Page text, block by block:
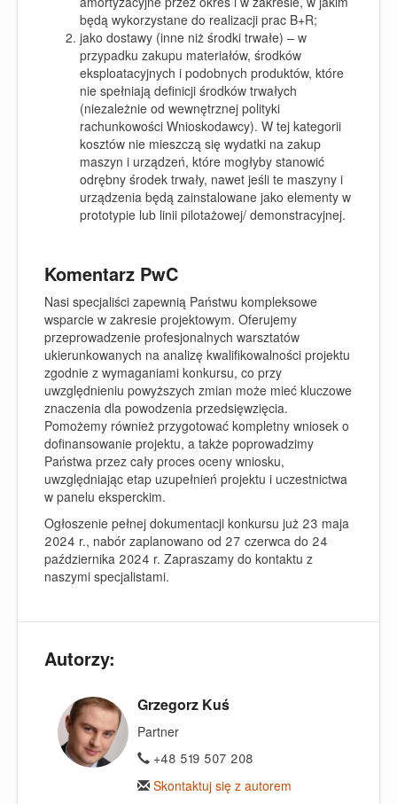
będą wykorzystane do realizacji prac B+R;
jako dostawy (inne niż środki trwałe) – w
przypadku zakupu materiałów, środków
eksploatacyjnych i podobnych produktów, które
nie spełniają definicji środków trwałych
(niezależnie od wewnętrznej polityki
rachunkowości Wnioskodawcy). W tej kategorii
kosztów nie mieszczą się wydatki na zakup
maszyn i urządzeń, które mogłyby stanowić
odrębny środek trwały, nawet jeśli te maszyny i
urządzenia będą zainstalowane jako elementy w
prototypie lub linii pilotażowej/ demonstracyjnej.
Komentarz PwC
Nasi specjaliści zapewnią Państwu kompleksowe
wsparcie w zakresie projektowym. Oferujemy
przeprowadzenie profesjonalnych warsztatów
ukierunkowanych na analizę kwalifikowalności projektu
zgodnie z wymaganiami konkursu, co przy
uwzględnieniu powyższych zmian może mieć kluczowe
znaczenia dla powodzenia przedsięwzięcia.
Pomożemy również przygotować kompletny wniosek o
dofinansowanie projektu, a także poprowadzimy
Państwa przez cały proces oceny wniosku,
uwzględniając etap uzupełnień projektu i uczestnictwa
w panelu eksperckim.
Ogłoszenie pełnej dokumentacji konkursu już 23 maja
2024 r., nabór zaplanowano od 27 czerwca do 24
października 2024 r. Zapraszamy do kontaktu z
naszymi specjalistami.
Autorzy:
Grzegorz Kuś
Partner
+48 519 507 208
Skontaktuj się z autorem